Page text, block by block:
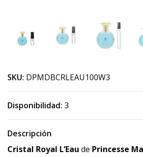
SKU: DPMDBCRLEAU100W3
Disponibilidad: 3
Descripción
Cristal Royal L’Eau de Princesse